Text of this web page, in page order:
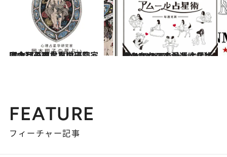
2026.7.31
【今月のあなたの運勢は？】心理占星学研究家 岡本翔子の星占い
占い 2024.6.15
【あなたの恋愛運は？】JINMUのアムール占星術 愛とエロスのジンムリズム
占い
FEATURE
フィーチャー記事